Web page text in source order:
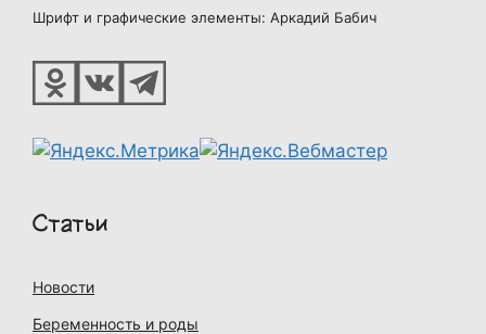
Шрифт и графические элементы: Аркадий Бабич
Статьи
Новости
Беременность и роды